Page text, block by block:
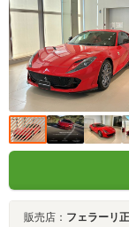
販売店： フェラーリ正規